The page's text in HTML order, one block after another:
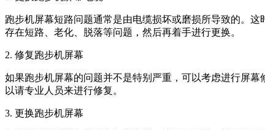
跑步机屏幕短路问题通常是由电缆损坏或磨损所导致的。
存在短路、老化、脱落等问题，然后再着手进行更换。
2. 修复跑步机屏幕
如果跑步机屏幕的问题并不是特别严重，可以考虑进行屏
以请专业人员来进行修复。
3. 更换跑步机屏幕